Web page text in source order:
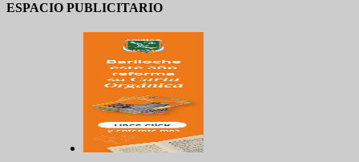
ESPACIO PUBLICITARIO